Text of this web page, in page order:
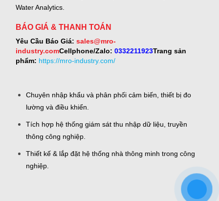
Water Analytics.
BÁO GIÁ & THANH TOÁN
Yêu Cầu Báo Giá: sales@mro-
industry.comCellphone/Zalo: 0332211923Trang sản
phẩm: https://mro-industry.com/
Chuyên nhập khẩu và phân phối cảm biến, thiết bị đo
lường và điều khiển.
Tích hợp hệ thống giám sát thu nhập dữ liệu, truyền
thông công nghiệp.
Thiết kế & lắp đặt hệ thống nhà thông minh trong công
nghiệp.